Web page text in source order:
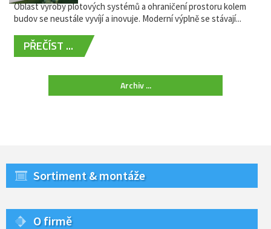
Oblast výroby plotových systémů a ohraničení prostoru kolem
budov se neustále vyvíjí a inovuje. Moderní výplně se stávají...
PŘEČÍST ...
Archiv ...
Sortiment & montáže
O firmě